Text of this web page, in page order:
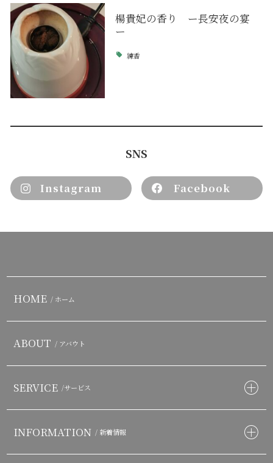
楊貴妃の香り ー長安夜の宴
ー
練香
SNS
Instagram Facebook
HOME / ホーム
ABOUT / アバウト
SERVICE /サービス
INFORMATION / 新着情報